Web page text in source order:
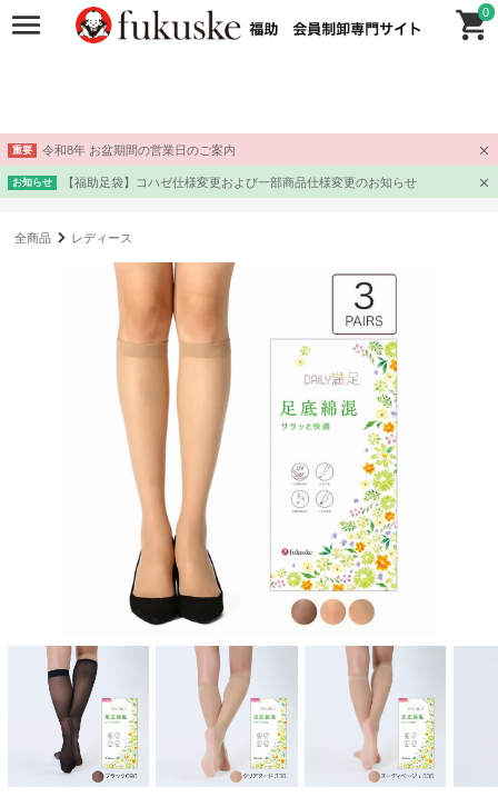
重要 令和8年 お盆期間の営業日のご案内
お知らせ 【福助足袋】コハゼ仕様変更および一部商品仕様変更のお知らせ
0
全商品 レディース